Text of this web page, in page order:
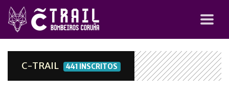
C-TRAIL 441 INSCRITOS